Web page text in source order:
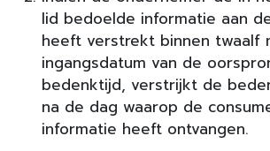
lid bedoelde informatie aan
heeft verstrekt binnen twaalf
ingangsdatum van de
bedenktijd, verstrijkt de
na de dag waarop de
informatie heeft ontvangen.